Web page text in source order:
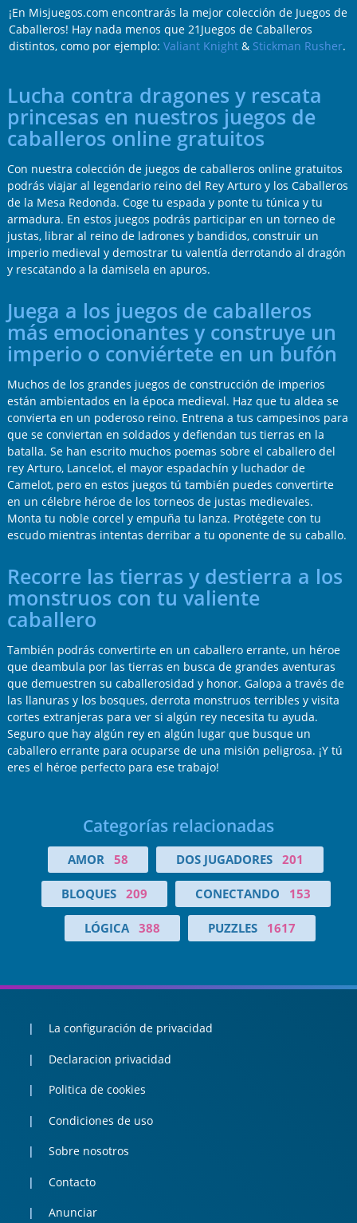
¡En Misjuegos.com encontrarás la mejor colección de Juegos de
Caballeros! Hay nada menos que 21Juegos de Caballeros
distintos, como por ejemplo: Valiant Knight& Stickman Rusher.
Lucha contra dragones y rescata
princesas en nuestros juegos de
caballeros online gratuitos
Con nuestra colección de juegos de caballeros online gratuitos
podrás viajar al legendario reino del Rey Arturo y los Caballeros
de la Mesa Redonda. Coge tu espada y ponte tu túnica y tu
armadura. En estos juegos podrás participar en un torneo de
justas, librar al reino de ladrones y bandidos, construir un
imperio medieval y demostrar tu valentía derrotando al dragón
y rescatando a la damisela en apuros.
Juega a los juegos de caballeros
más emocionantes y construye un
imperio o conviértete en un bufón
Muchos de los grandes juegos de construcción de imperios
están ambientados en la época medieval. Haz que tu aldea se
convierta en un poderoso reino. Entrena a tus campesinos para
que se conviertan en soldados y defiendan tus tierras en la
batalla. Se han escrito muchos poemas sobre el caballero del
rey Arturo, Lancelot, el mayor espadachín y luchador de
Camelot, pero en estos juegos tú también puedes convertirte
en un célebre héroe de los torneos de justas medievales.
Monta tu noble corcel y empuña tu lanza. Protégete con tu
escudo mientras intentas derribar a tu oponente de su caballo.
Recorre las tierras y destierra a los
monstruos con tu valiente
caballero
También podrás convertirte en un caballero errante, un héroe
que deambula por las tierras en busca de grandes aventuras
que demuestren su caballerosidad y honor. Galopa a través de
las llanuras y los bosques, derrota monstruos terribles y visita
cortes extranjeras para ver si algún rey necesita tu ayuda.
Seguro que hay algún rey en algún lugar que busque un
caballero errante para ocuparse de una misión peligrosa. ¡Y tú
eres el héroe perfecto para ese trabajo!
Categorías relacionadas
AMOR 58 DOS JUGADORES 201
BLOQUES 209 CONECTANDO 153
LÓGICA 388 PUZZLES 1617
La configuración de privacidad
Declaracion privacidad
Politica de cookies
Condiciones de uso
Sobre nosotros
Contacto
Anunciar